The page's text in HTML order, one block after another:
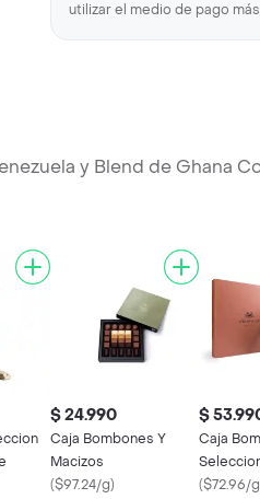
utilizar el medio de pago
y Blend de Ghana
$ 24.990
Caja Bombones Y
Macizos
($97.24/g)
$
Caja
($72.96/g